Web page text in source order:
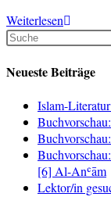
WeiterlesenAGB
Neueste Beiträge
Islam-
[6] Al-Anʿām
Lektor/in